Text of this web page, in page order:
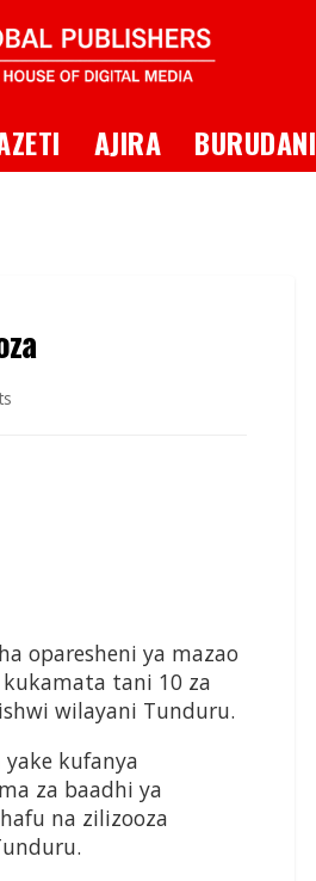
AJIRA BURUDANI
oparesheni ya mazao
tani 10 za
wilayani Tunduru.
kufanya
za baadhi ya
na zilizooza